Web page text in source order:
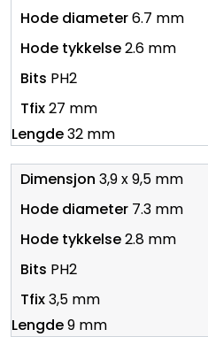
6.7 mm
2.6 mm
PH2
27 mm
32 mm
3,9 x 9,5 mm
7.3 mm
2.8 mm
PH2
3,5 mm
9 mm